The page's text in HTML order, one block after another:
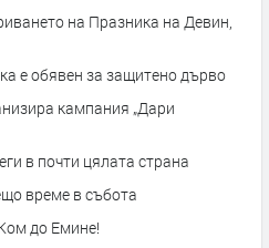
на Празника на Девин,
е обявен за защитено дърво
кампания „Дари
в почти цялата страна
време в събота
до Емине!